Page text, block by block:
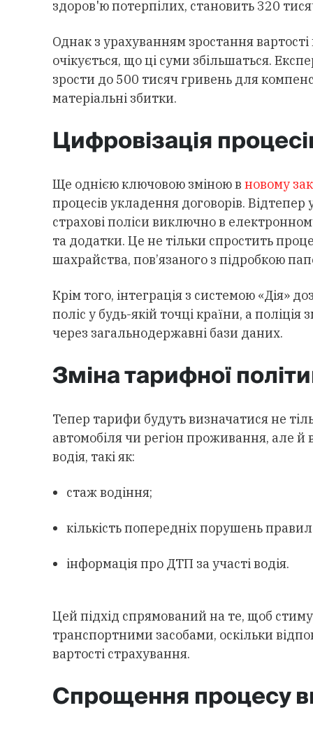
здоров'ю потерпілих, становить 320
Однак з урахуванням зростання
очікується, що ці суми збільшаться.
зрости до 500 тисяч гривень для
матеріальні збитки.
Цифровізація
Ще однією ключовою зміною в новому
процесів укладення договорів.
страхові поліси виключно в
та додатки. Це не тільки спростить
шахрайства, пов’язаного з підробкою
Крім того, інтеграція з системою «Дія»
поліс у будь-якій точці країни, а
через загальнодержавні бази даних.
Зміна тарифної
Тепер тарифи будуть визначатися не
автомобіля чи регіон проживання, але
водія, такі як:
стаж водіння;
кількість попередніх порушень
інформація про ДТП за участі водія.
Цей підхід спрямований на те, щоб
транспортними засобами, оскільки
вартості страхування.
Спрощення процесу